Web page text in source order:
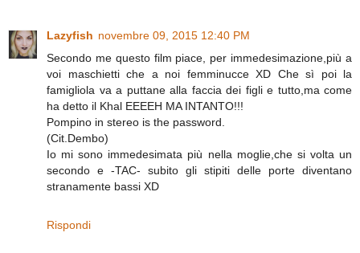
Lazyfish novembre 09, 2015 12:40 PM
Secondo me questo film piace, per immedesimazione,più a
voi maschietti che a noi femminucce XD Che sì poi la
famigliola va a puttane alla faccia dei figli e tutto,ma come
ha detto il Khal EEEEH MA INTANTO!!!
Pompino in stereo is the password.
(Cit.Dembo)
Io mi sono immedesimata più nella moglie,che si volta un
secondo e -TAC- subito gli stipiti delle porte diventano
stranamente bassi XD
Rispondi